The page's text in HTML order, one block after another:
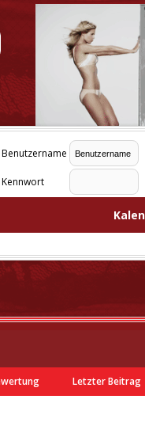
Benutzername
Kennwort
Letzter Beitrag